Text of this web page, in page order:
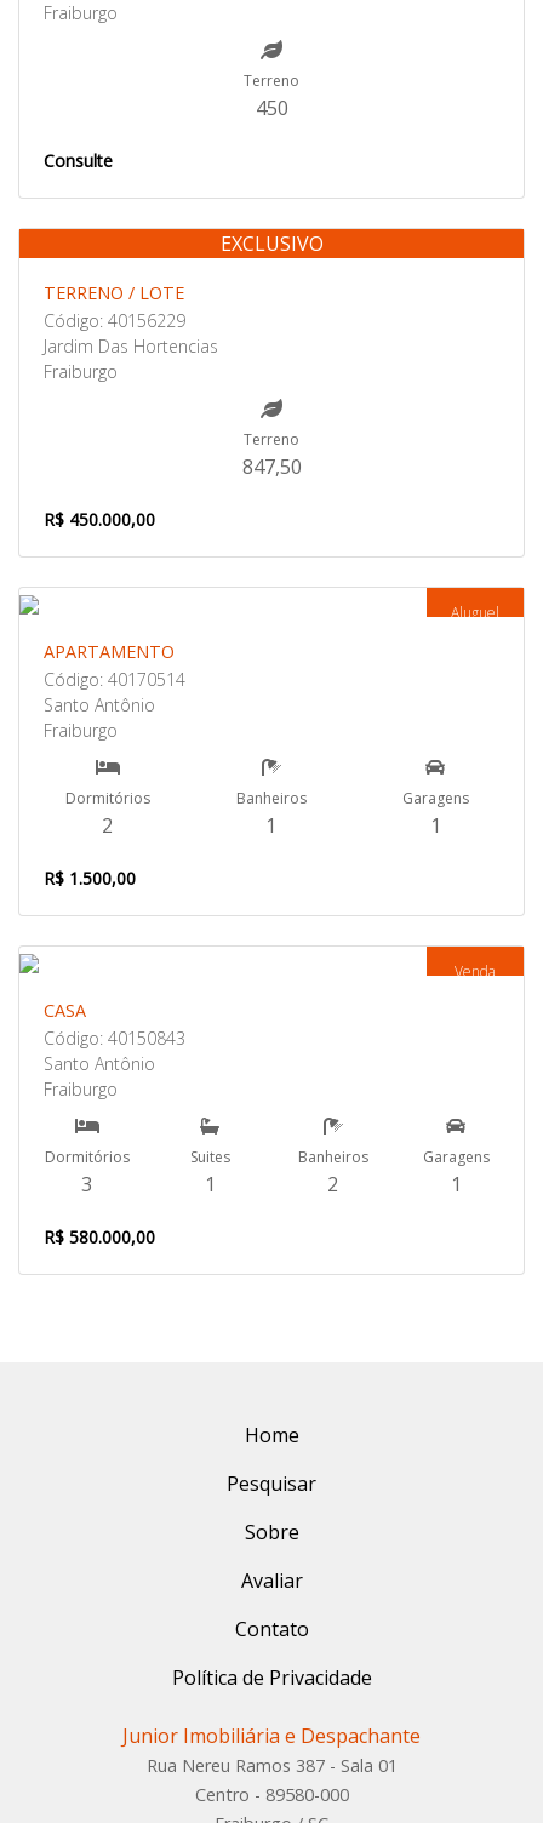
Fraiburgo
Terreno
450
Consulte
Venda
EXCLUSIVO
TERRENO / LOTE
Código: 40156229
Jardim Das Hortencias
Fraiburgo
Terreno
847,50
R$ 450.000,00
Aluguel
APARTAMENTO
Código: 40170514
Santo Antônio
Fraiburgo
Dormitórios
2
Banheiros
1
Garagens
1
R$ 1.500,00
Venda
CASA
Código: 40150843
Santo Antônio
Fraiburgo
Dormitórios
3
Suites
1
Banheiros
2
Garagens
1
R$ 580.000,00
Home
Pesquisar
Sobre
Avaliar
Contato
Política de Privacidade
Junior Imobiliária e Despachante
Rua Nereu Ramos 387 - Sala 01
Centro - 89580-000